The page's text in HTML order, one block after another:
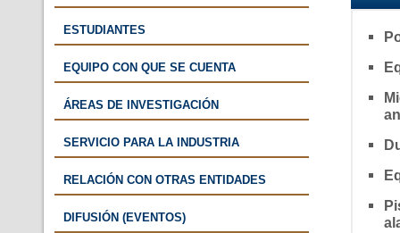
ESTUDIANTES
EQUIPO CON QUE SE CUENTA
ÁREAS DE INVESTIGACIÓN
SERVICIO PARA LA INDUSTRIA
RELACIÓN CON OTRAS ENTIDADES
DIFUSIÓN (EVENTOS)